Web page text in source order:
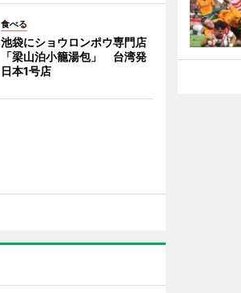
食べる
池袋にショウロンポウ専門店
「梁山泊小籠湯包」 台湾発
日本1号店